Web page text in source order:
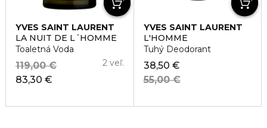
YVES SAINT LAURENT
LA NUIT DE L´HOMME
Toaletná Voda
83,30 €
119,00 € 2 veľ.
YVES SAINT LAURENT
L'HOMME
Tuhý Deodorant
38,50 €
55,00 €